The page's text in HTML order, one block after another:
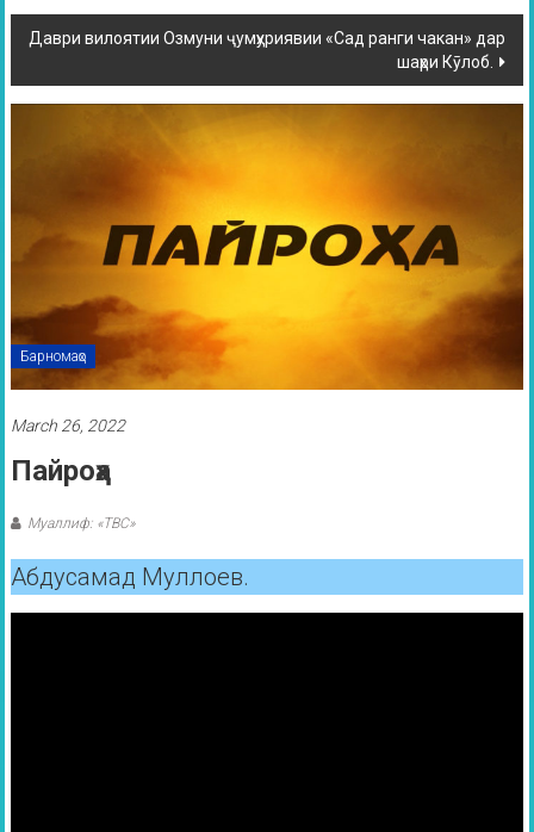
Даври вилоятии Озмуни ҷумҳуриявии «Сад ранги чакан» дар
шаҳри Кӯлоб.
Барномаҳо
March 26, 2022
Пайроҳа
Муаллиф: «ТВС»
Абдусамад Муллоев.